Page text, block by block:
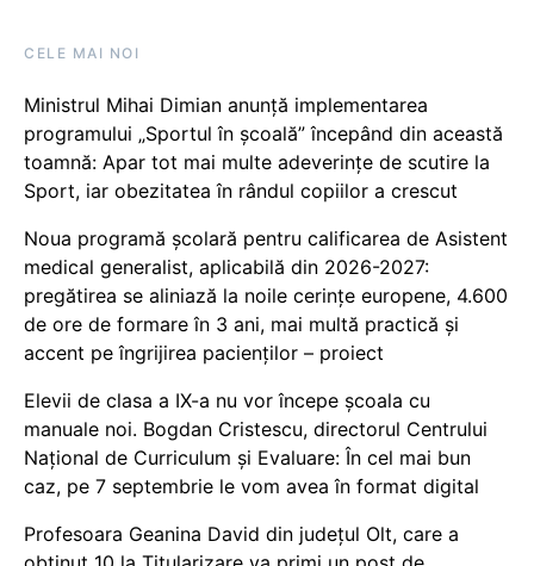
CELE MAI NOI
Ministrul Mihai Dimian anunță implementarea
programului „Sportul în școală” începând din această
toamnă: Apar tot mai multe adeverințe de scutire la
Sport, iar obezitatea în rândul copiilor a crescut
Noua programă școlară pentru calificarea de Asistent
medical generalist, aplicabilă din 2026-2027:
pregătirea se aliniază la noile cerințe europene, 4.600
de ore de formare în 3 ani, mai multă practică și
accent pe îngrijirea pacienților – proiect
Elevii de clasa a IX-a nu vor începe școala cu
manuale noi. Bogdan Cristescu, directorul Centrului
Național de Curriculum și Evaluare: În cel mai bun
caz, pe 7 septembrie le vom avea în format digital
Profesoara Geanina David din județul Olt, care a